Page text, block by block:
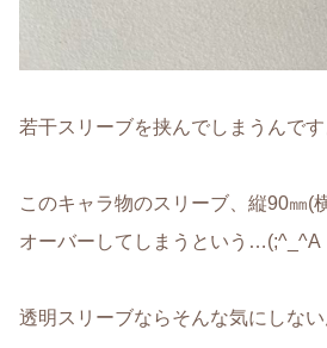
若干スリーブを挟んでしまうんで
このキャラ物のスリーブ、縦90㎜(
オーバーしてしまうという…(;^_^A
透明スリーブならそんな気にしない